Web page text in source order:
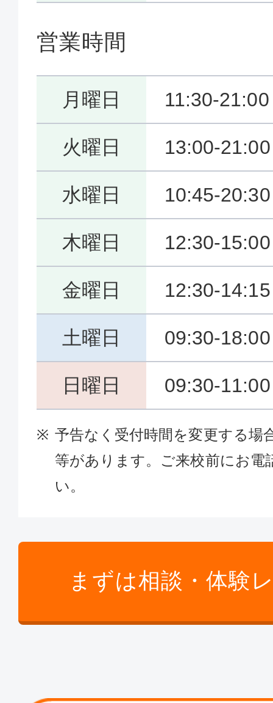
営業時間
月曜日 11:30-21:00
火曜日 13:00-21:00
水曜日 10:45-20:30
木曜日 12:30-
金曜日 12:30-
土曜日 09:30-18:00
日曜日 09:30-
予告なく受付時間を変更する場
等があります。ご来校前にお電
い。
まずは相談・体験